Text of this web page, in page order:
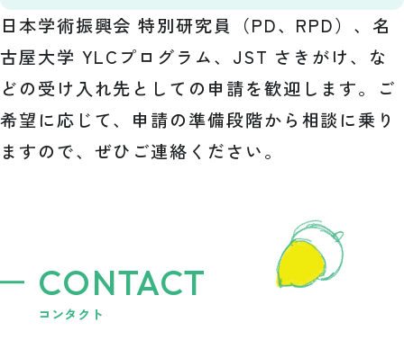
日本学術振興会 特別研究員（PD、RPD）、名
古屋大学 YLCプログラム、JST さきがけ、な
どの受け入れ先としての申請を歓迎します。ご
希望に応じて、申請の準備段階から相談に乗り
ますので、ぜひご連絡ください。
CONTACT
コンタクト